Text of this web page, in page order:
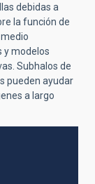
debidas a
la función de
y modelos
Subhalos de
pueden ayudar
a largo